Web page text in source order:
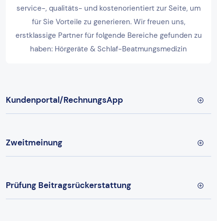
service-, qualitäts- und kostenorientiert zur Seite, um
für Sie Vorteile zu generieren. Wir freuen uns,
erstklassige Partner für folgende Bereiche gefunden zu
haben: Hörgeräte & Schlaf-Beatmungsmedizin
Kundenportal/RechnungsApp
Zweitmeinung
Prüfung Beitragsrückerstattung